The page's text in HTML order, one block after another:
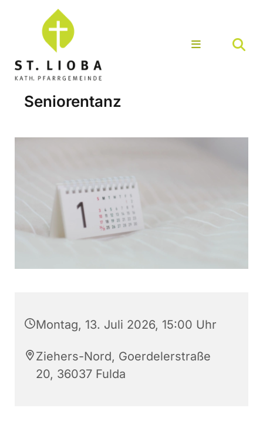
Seniorentanz
Montag, 13. Juli 2026, 15:00 Uhr
Ziehers-Nord, Goerdelerstraße
20, 36037 Fulda